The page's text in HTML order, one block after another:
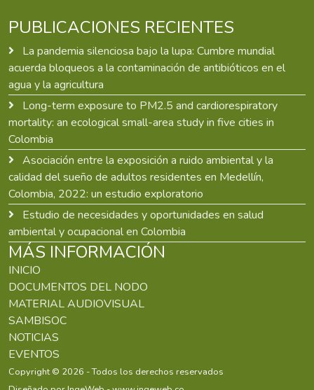
PUBLICACIONES RECIENTES
La pandemia silenciosa bajo la lupa: Cumbre mundial
acuerda bloqueos a la contaminación de antibióticos en el
agua y la agricultura
Long-term exposure to PM2.5 and cardiorespiratory
mortality: an ecological small-area study in five cities in
Colombia
Asociación entre la exposición a ruido ambiental y la
calidad del sueño de adultos residentes en Medellín,
Colombia, 2022: un estudio exploratorio
Estudio de necesidades y oportunidades en salud
ambiental y ocupacional en Colombia
MÁS INFORMACIÓN
INICIO
DOCUMENTOS DEL NODO
MATERIAL AUDIOVISUAL
SAMBISOC
NOTICIAS
EVENTOS
Copyright © 2026 - Todos los derechos reservados